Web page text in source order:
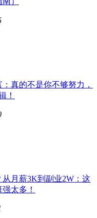
真的不是你不够努力，
！
月薪3K到副业2W：这
太多！